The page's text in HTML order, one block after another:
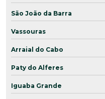
São João da Barra
Vassouras
Arraial do Cabo
Paty do Alferes
Iguaba Grande